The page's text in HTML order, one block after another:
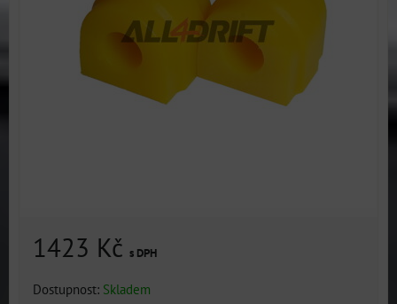
1423 Kč s DPH
Dostupnost: Skladem